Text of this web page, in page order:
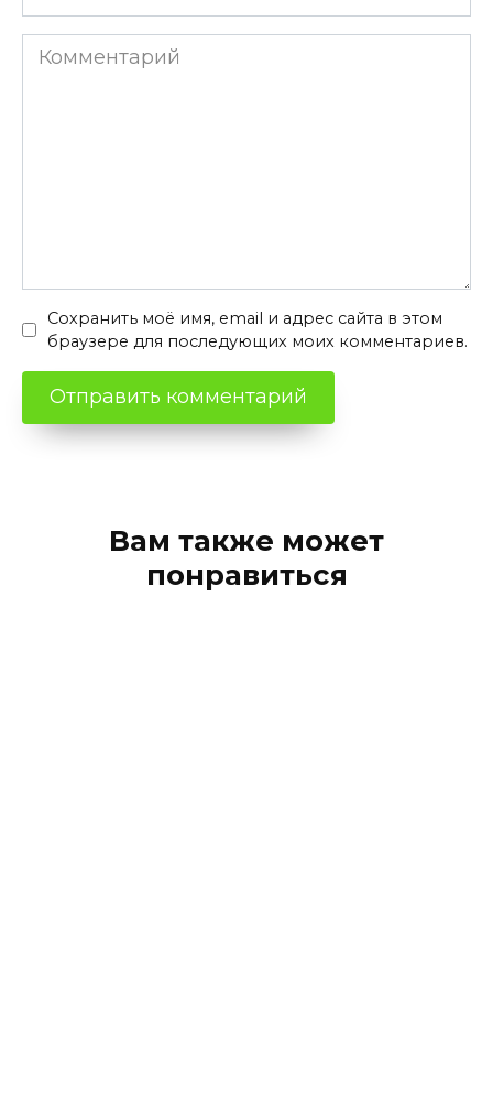
Комментарий
Сохранить моё имя, email и адрес сайта в этом
браузере для последующих моих комментариев.
Вам также может
понравиться